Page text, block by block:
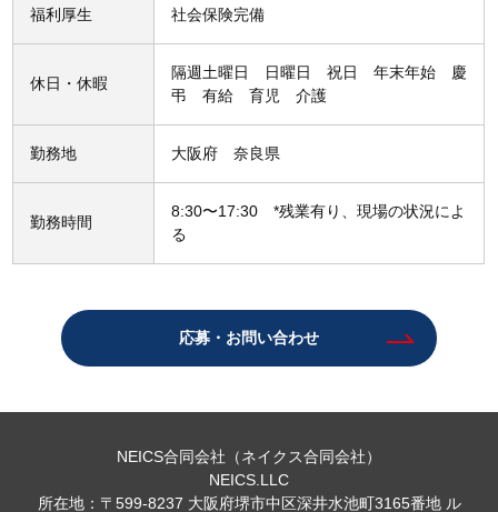
福利厚生 社会保険完備
休日・休暇
隔週土曜日 日曜日 祝日 年末年始 慶
弔 有給 育児 介護
勤務地 大阪府 奈良県
勤務時間
8:30〜17:30 *残業有り、現場の状況によ
る
応募・お問い合わせ
NEICS合同会社（ネイクス合同会社）
NEICS.LLC
所在地：〒599-8237 大阪府堺市中区深井水池町3165番地 ル